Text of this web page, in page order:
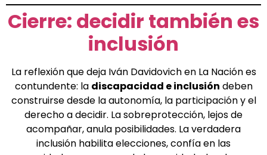
Cierre: decidir también es
inclusión
La reflexión que deja Iván Davidovich en La Nación es
contundente: la discapacidad e inclusión deben
construirse desde la autonomía, la participación y el
derecho a decidir. La sobreprotección, lejos de
acompañar, anula posibilidades. La verdadera
inclusión habilita elecciones, confía en las